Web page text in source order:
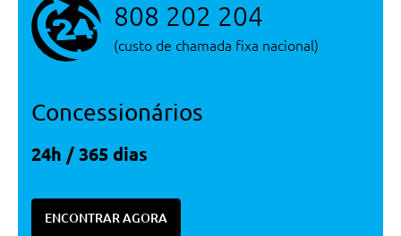
808 202 204
(custo de chamada fixa nacional)
Concessionários
24h / 365 dias
ENCONTRAR AGORA